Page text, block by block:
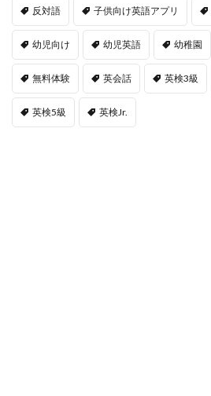
反対語 子供向け英語アプリ
幼児向け 幼児英語 幼稚園
無料体験 英会話 英検3級
英検5級 英検Jr.